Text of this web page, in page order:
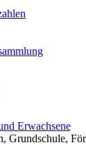
Erwachsene
Grundschule,